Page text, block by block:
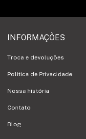
INFORMAÇÕES
Troca e devoluções
Política de Privacidade
Nossa história
Contato
Blog